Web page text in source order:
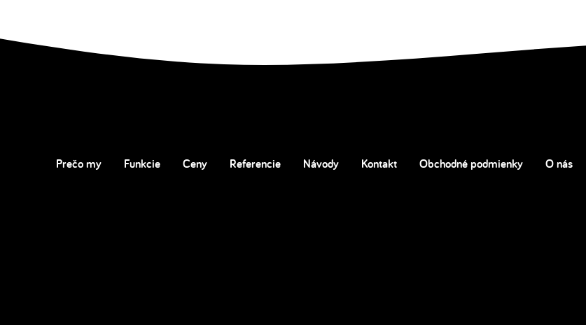
Prečo my Funkcie Ceny Referencie Návody Kontakt Obchodné podmienky O nás